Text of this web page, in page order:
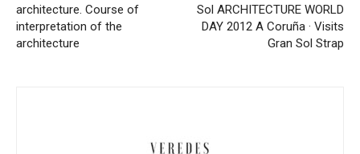
architecture. Course of
interpretation of the
architecture
Sol ARCHITECTURE WORLD
DAY 2012 A Coruña · Visits
Gran Sol Strap